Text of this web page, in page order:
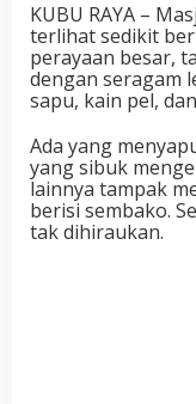
KUBU RAYA –
terlihat sedikit
perayaan besar,
dengan seragam
sapu, kain pel,
Ada yang
yang sibuk
lainnya tampak
berisi sembako.
tak dihiraukan.